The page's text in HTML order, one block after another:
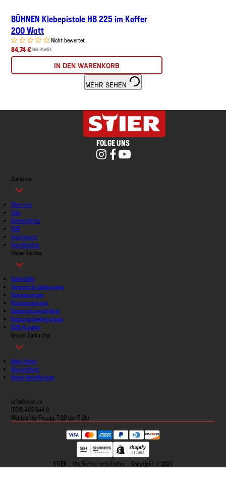
BÜHNEN Klebepistole HB 225 im Koffer
200 Watt
Nicht bewertet
84,74 €inkl. MwSt.
IN DEN WARENKORB
MEHR SEHEN
FOLGE UNS
Contorion
Über uns
Jobs
Datenschutz
AGB
Impressum
Handbücher
Unser Service
Soforthilfe
Versand & Lieferungen
Stornierungen
Rücksendungen
Datenschutzrichtlinie
Nutzungsbedingungen
B2B-Kunden
Besser Einkaufen
Mein Konto
Wunschliste
Meine Bestellungen
info@stier.de
(030) 403 644 0
Montag bis Freitag, 7:30 bis 17 Uhr
STIER - Alle Rechte vorbehalten - Copyright © 2025